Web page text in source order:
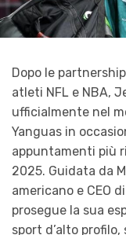
Dopo le
atleti NFL e NBA,
ufficialmente nel
Yanguas in
appuntamenti più
2025. Guidata da
americano e CEO
prosegue la sua
sport d’alto